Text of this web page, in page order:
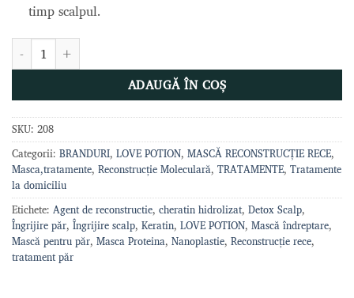
timp scalpul.
Cantitate NO FRIZZ MASCĂ HIDRATANTĂ 500ml, LOVE POTION
ADAUGĂ ÎN COȘ
SKU: 208
Categorii: BRANDURI, LOVE POTION, MASCĂ RECONSTRUCȚIE RECE,
Masca,tratamente, Reconstrucție Moleculară, TRATAMENTE, Tratamente
la domiciliu
Etichete: Agent de reconstructie, cheratin hidrolizat, Detox Scalp,
Îngrijire păr, Îngrijire scalp, Keratin, LOVE POTION, Mască îndreptare,
Mască pentru păr, Masca Proteina, Nanoplastie, Reconstrucție rece,
tratament păr